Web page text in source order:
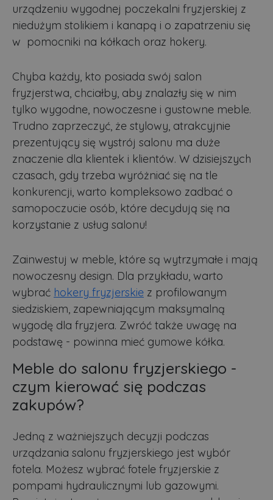
urządzeniu wygodnej poczekalni fryzjerskiej z
niedużym stolikiem i kanapą i o zapatrzeniu się
w pomocniki na kółkach oraz hokery.
Chyba każdy, kto posiada swój salon
fryzjerstwa, chciałby, aby znalazły się w nim
tylko wygodne, nowoczesne i gustowne meble.
Trudno zaprzeczyć, że stylowy, atrakcyjnie
prezentujący się wystrój salonu ma duże
znaczenie dla klientek i klientów. W dzisiejszych
czasach, gdy trzeba wyróżniać się na tle
konkurencji, warto kompleksowo zadbać o
samopoczucie osób, które decydują się na
korzystanie z usług salonu!
Zainwestuj w meble, które są wytrzymałe i mają
nowoczesny design. Dla przykładu, warto
wybrać hokery fryzjerskie z profilowanym
siedziskiem, zapewniającym maksymalną
wygodę dla fryzjera. Zwróć także uwagę na
podstawę - powinna mieć gumowe kółka.
Meble do salonu fryzjerskiego -
czym kierować się podczas
zakupów?
Jedną z ważniejszych decyzji podczas
urządzania salonu fryzjerskiego jest wybór
fotela. Możesz wybrać fotele fryzjerskie z
pompami hydraulicznymi lub gazowymi.